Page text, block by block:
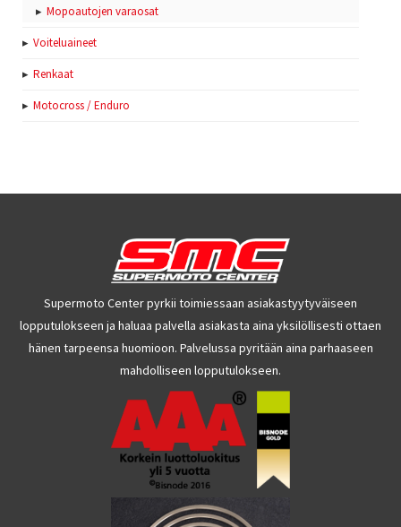
Mopoautojen varaosat
Voiteluaineet
Renkaat
Motocross / Enduro
Supermoto Center pyrkii toimiessaan asiakastyytyväiseen
lopputulokseen ja haluaa palvella asiakasta aina yksilöllisesti ottaen
hänen tarpeensa huomioon. Palvelussa pyritään aina parhaaseen
mahdolliseen lopputulokseen.